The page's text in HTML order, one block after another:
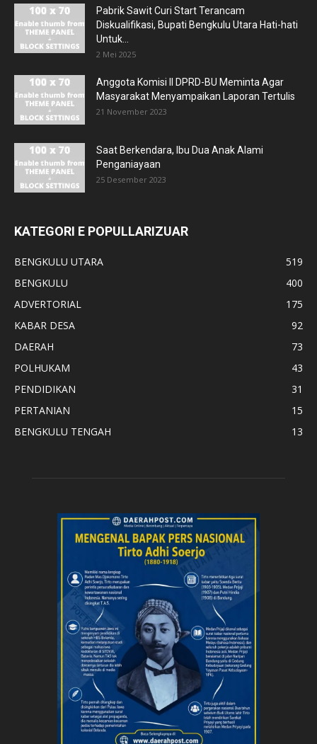
Pabrik Sawit Curi Start Terancam
Diskualifikasi, Bupati Bengkulu Utara Hati-hati
Untuk...
2 Mei 2025
Anggota Komisi II DPRD-BU Meminta Agar
Masyarakat Menyampaikan Laporan Tertulis
21 November 2023
Saat Berkendara, Ibu Dua Anak Alami
Penganiayaan
25 Desember 2023
KATEGORI E POPULLARIZUAR
BENGKULU UTARA
519
BENGKULU
400
ADVERTORIAL
175
KABAR DESA
92
DAERAH
73
POLHUKAM
43
PENDIDIKAN
31
PERTANIAN
15
BENGKULU TENGAH
13